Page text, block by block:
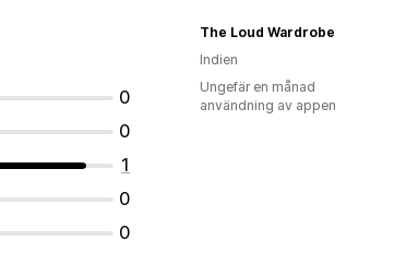
0
0
1
0
0
The Loud Wardrobe
Indien
Ungefär en månad
användning av appen